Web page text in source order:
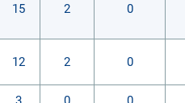
15 2 0
12 2 0